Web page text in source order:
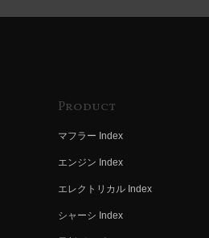
Product
マフラー Index
エンジン Index
エレクトリカル Index
シャーシ Index